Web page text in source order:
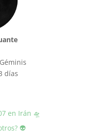
días
en Irán 🛸
👽